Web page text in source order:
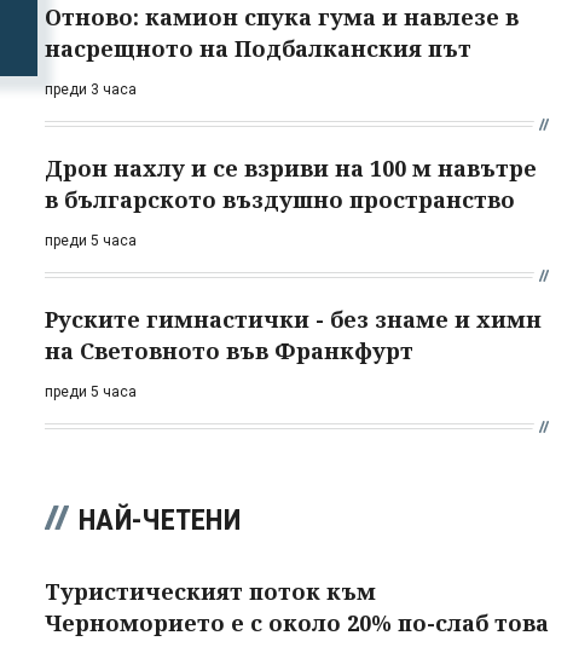
Отново: камион спука гума и навлезе в
насрещното на Подбалканския път
преди 3 часа
Дрон нахлу и се взриви на 100 м навътре
в българското въздушно пространство
преди 5 часа
Руските гимнастички - без знаме и химн
на Световното във Франкфурт
преди 5 часа
НАЙ-ЧЕТЕНИ
Туристическият поток към
Черноморието е с около 20% по-слаб това